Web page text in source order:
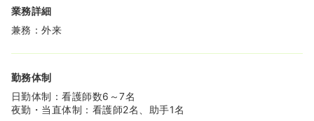
業務詳細
兼務：外来
勤務体制
日勤体制：看護師数6～7名
夜勤・当直体制：看護師2名、助手1名